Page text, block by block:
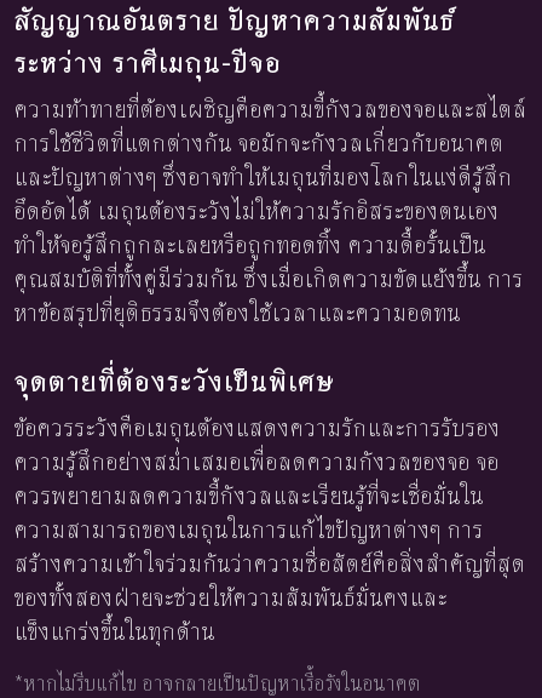
สัญญาณอันตราย ปัญหาความสัมพันธ์
ระหว่าง ราศีเมถุน-ปีจอ
ความท้าทายที่ต้องเผชิญคือความขี้กังวลของจอและสไตล์
การใช้ชีวิตที่แตกต่างกัน จอมักจะกังวลเกี่ยวกับอนาคต
และปัญหาต่างๆ ซึ่งอาจทำให้เมถุนที่มองโลกในแง่ดีรู้สึก
อึดอัดได้ เมถุนต้องระวังไม่ให้ความรักอิสระของตนเอง
ทำให้จอรู้สึกถูกละเลยหรือถูกทอดทิ้ง ความดื้อรั้นเป็น
คุณสมบัติที่ทั้งคู่มีร่วมกัน ซึ่งเมื่อเกิดความขัดแย้งขึ้น การ
หาข้อสรุปที่ยุติธรรมจึงต้องใช้เวลาและความอดทน
จุดตายที่ต้องระวังเป็นพิเศษ
ข้อควรระวังคือเมถุนต้องแสดงความรักและการรับรอง
ความรู้สึกอย่างสม่ำเสมอเพื่อลดความกังวลของจอ จอ
ควรพยายามลดความขี้กังวลและเรียนรู้ที่จะเชื่อมั่นใน
ความสามารถของเมถุนในการแก้ไขปัญหาต่างๆ การ
สร้างความเข้าใจร่วมกันว่าความซื่อสัตย์คือสิ่งสำคัญที่สุด
ของทั้งสองฝ่ายจะช่วยให้ความสัมพันธ์มั่นคงและ
แข็งแกร่งขึ้นในทุกด้าน
*หากไม่รีบแก้ไข อาจกลายเป็นปัญหาเรื้อรังในอนาคต